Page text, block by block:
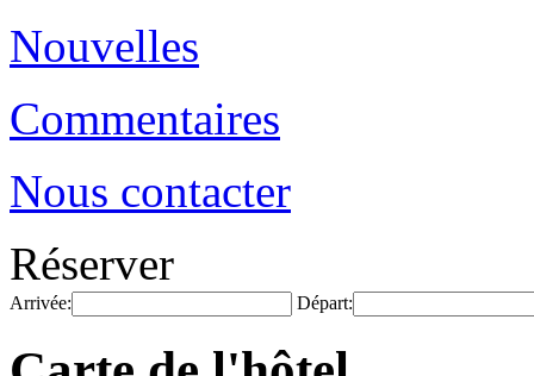
Nouvelles
Commentaires
Nous contacter
Réserver
Arrivée: Départ: